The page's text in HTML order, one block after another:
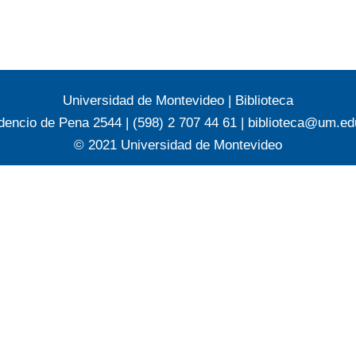
Universidad de Montevideo | Biblioteca
de Pena 2544 | (598) 2 707 44 61 |
© 2021 Universidad de Montevideo